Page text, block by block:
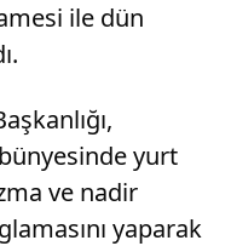
ile dün
yurt
ve nadir
yaparak